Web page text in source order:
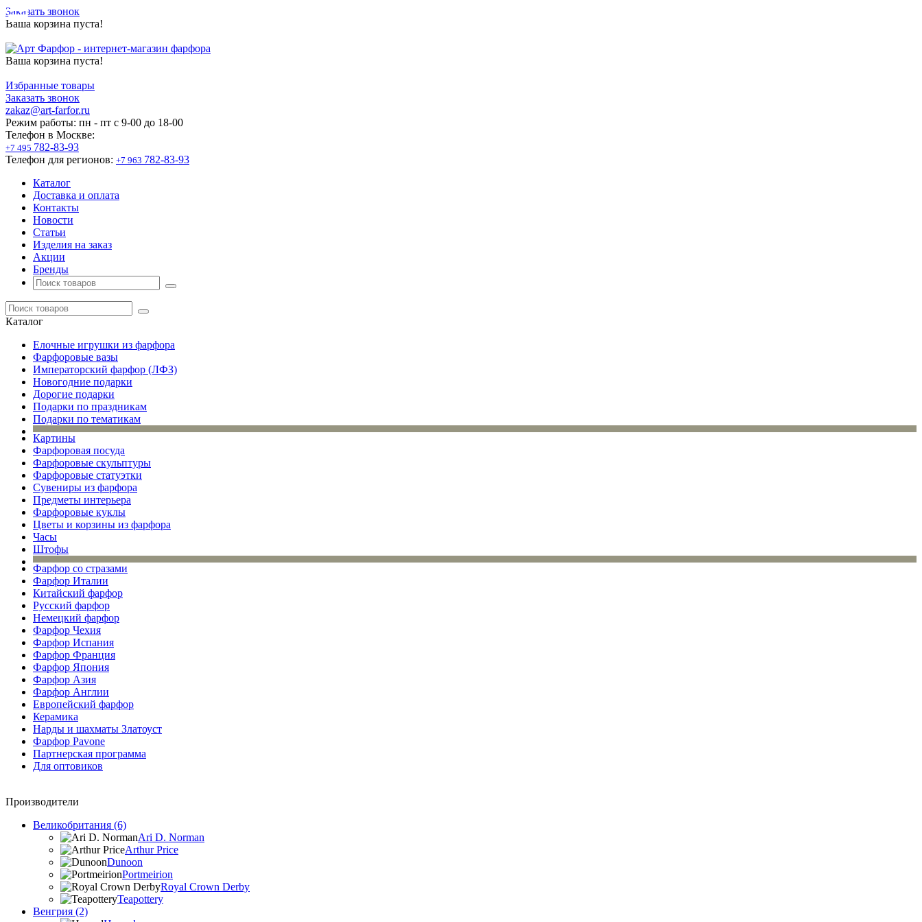
Заказать звонок
Ваша корзина пуста!
Ваша корзина пуста!
Избранные товары
Заказать звонок
zakaz@art-farfor.ru
Режим работы: пн - пт c 9-00 до 18-00
Телефон в Москве:
+7 495 782-83-93
Телефон для регионов: +7 963 782-83-93
Каталог
Доставка и оплата
Контакты
Новости
Статьи
Изделия на заказ
Акции
Бренды
Каталог
Елочные игрушки из фарфора
Фарфоровые вазы
Императорский фарфор (ЛФЗ)
Новогодние подарки
Дорогие подарки
Подарки по праздникам
Подарки по тематикам
Картины
Фарфоровая посуда
Фарфоровые скульптуры
Фарфоровые статуэтки
Сувениры из фарфора
Предметы интерьера
Фарфоровые куклы
Цветы и корзины из фарфора
Часы
Штофы
Фарфор со стразами
Фарфор Италии
Китайский фарфор
Русский фарфор
Немецкий фарфор
Фарфор Чехия
Фарфор Испания
Фарфор Франция
Фарфор Япония
Фарфор Азия
Фарфор Англии
Европейский фарфор
Керамика
Нарды и шахматы Златоуст
Фарфор Pavone
Партнерская программа
Для оптовиков
Производители
Великобритания (6)
Ari D. Norman
Arthur Price
Dunoon
Portmeirion
Royal Crown Derby
Teapottery
Венгрия (2)